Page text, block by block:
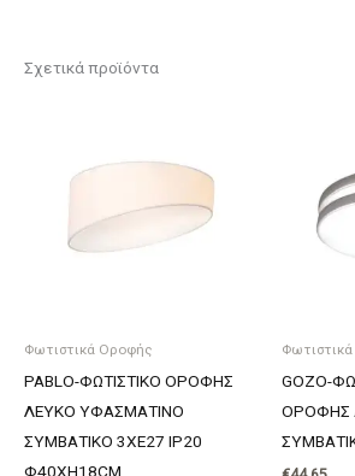
Σχετικά προϊόντα
Φωτιστικά Οροφής
PABLO-ΦΩΤΙΣΤΙΚΟ ΟΡΟΦΗΣ
ΛΕΥΚΟ ΥΦΑΣΜΑΤΙΝΟ
ΣΥΜΒΑΤΙΚΟ 3ΧΕ27 IP20
Φ40ΧΗ18CM
GOZO-
ΟΡΟΦΗΣ